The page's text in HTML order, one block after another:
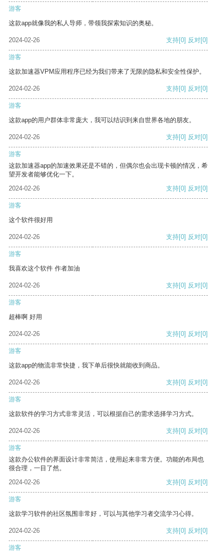
游客
这款app就像我的私人导师，带领我探索知识的奥秘。
2024-02-26 支持[0] 反对[0]
游客
这款加速器VPM应用程序已经为我们带来了无限的隐私和安全性保护。
2024-02-26 支持[0] 反对[0]
游客
这款app的用户群体非常庞大，我可以结识到来自世界各地的朋友。
2024-02-26 支持[0] 反对[0]
游客
这款加速器app的加速效果还是不错的，但偶尔也会出现卡顿的情况，希
望开发者能够优化一下。
2024-02-26
支持[0] 反对[0]
游客
这个软件很好用
2024-02-26 支持[0] 反对[0]
游客
我喜欢这个软件 作者加油
2024-02-26 支持[0] 反对[0]
游客
超棒啊 好用
2024-02-26 支持[0] 反对[0]
游客
这款app的物流非常快捷，我下单后很快就能收到商品。
2024-02-26 支持[0] 反对[0]
游客
这款软件的学习方式非常灵活，可以根据自己的需求选择学习方式。
2024-02-26 支持[0] 反对[0]
游客
这款办公软件的界面设计非常简洁，使用起来非常方便。功能的布局也
很合理，一目了然。
2024-02-26
支持[0] 反对[0]
游客
这款学习软件的社区氛围非常好，可以与其他学习者交流学习心得。
2024-02-26 支持[0] 反对[0]
游客